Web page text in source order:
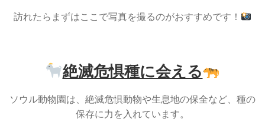
訪れたらまずはここで写真を撮るのがおすすめです！
絶滅危惧種に会える
ソウル動物園は、 絶滅危惧動物や生息地の保全など、種の
保存に力を入れています。